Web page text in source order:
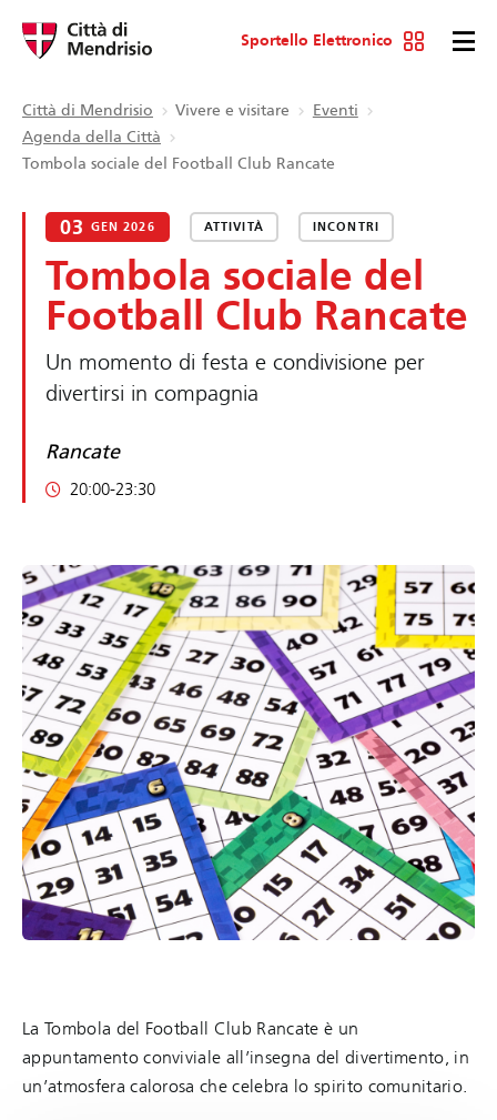
Sportello Elettronico
Città di Mendrisio Vivere e visitare
Eventi
Agenda della Città
Tombola sociale del Football Club Rancate
03 GEN 2026 ATTIVITÀ INCONTRI
Tombola sociale del
Football Club Rancate
Un momento di festa e condivisione per
divertirsi in compagnia
Rancate
20:00-23:30
La Tombola del Football Club Rancate è un
appuntamento conviviale all’insegna del divertimento, in
un’atmosfera calorosa che celebra lo spirito comunitario.